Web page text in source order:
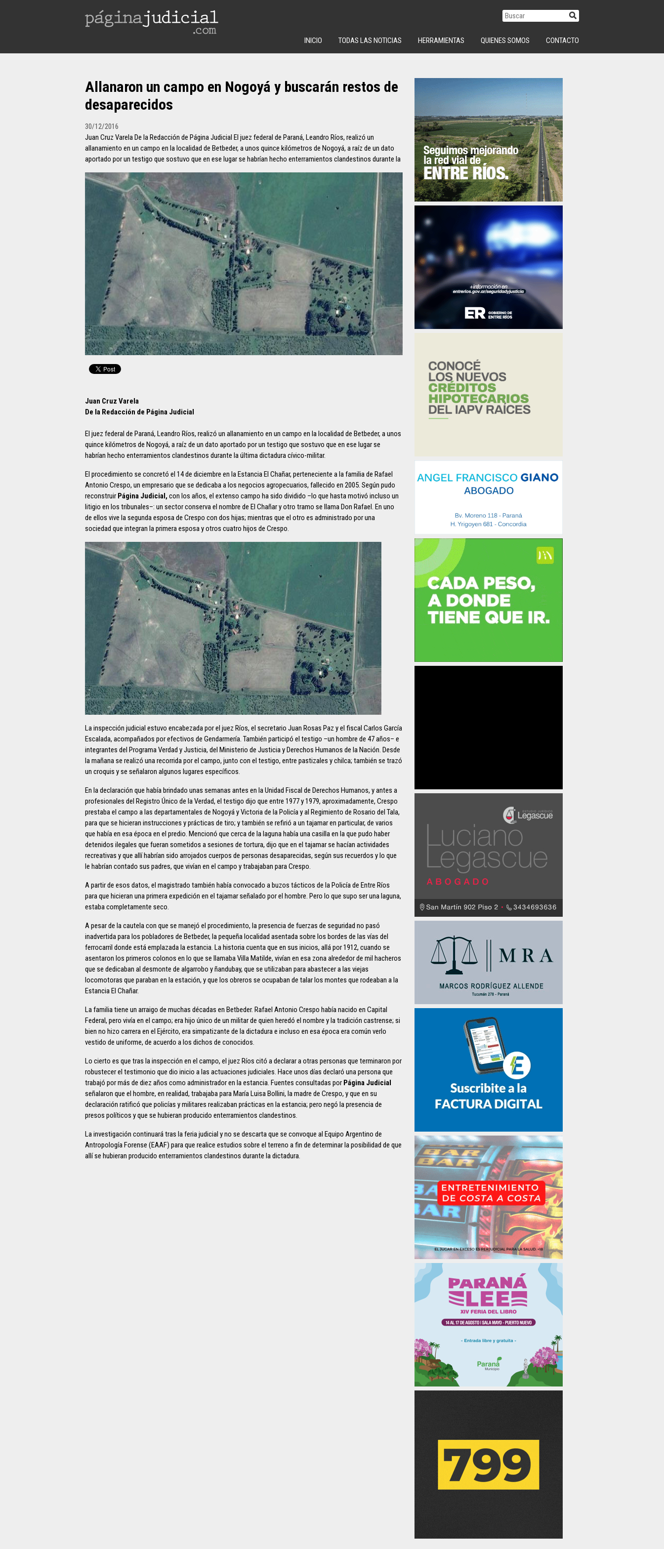
INICIO TODAS LAS NOTICIAS HERRAMIENTAS QUIENES SOMOS CONTACTO
Allanaron un campo en Nogoyá y buscarán restos de
desaparecidos
30/12/2016
Juan Cruz Varela De la Redacción de Página Judicial El juez federal de Paraná, Leandro Ríos, realizó un
allanamiento en un campo en la localidad de Betbeder, a unos quince kilómetros de Nogoyá, a raíz de un dato
aportado por un testigo que sostuvo que en ese lugar se habrían hecho enterramientos clandestinos durante la
Juan Cruz Varela
De la Redacción de Página Judicial
El juez federal de Paraná, Leandro Ríos, realizó un allanamiento en un campo en la localidad de Betbeder, a unos
quince kilómetros de Nogoyá, a raíz de un dato aportado por un testigo que sostuvo que en ese lugar se
habrían hecho enterramientos clandestinos durante la última dictadura cívico-militar.
El procedimiento se concretó el 14 de diciembre en la Estancia El Chañar, perteneciente a la familia de Rafael
Antonio Crespo, un empresario que se dedicaba a los negocios agropecuarios, fallecido en 2005. Según pudo
reconstruir Página Judicial, con los años, el extenso campo ha sido dividido –lo que hasta motivó incluso un
litigio en los tribunales–: un sector conserva el nombre de El Chañar y otro tramo se llama Don Rafael. En uno
de ellos vive la segunda esposa de Crespo con dos hijas; mientras que el otro es administrado por una
sociedad que integran la primera esposa y otros cuatro hijos de Crespo.
La inspección judicial estuvo encabezada por el juez Ríos, el secretario Juan Rosas Paz y el fiscal Carlos García
Escalada, acompañados por efectivos de Gendarmería. También participó el testigo –un hombre de 47 años– e
integrantes del Programa Verdad y Justicia, del Ministerio de Justicia y Derechos Humanos de la Nación. Desde
la mañana se realizó una recorrida por el campo, junto con el testigo, entre pastizales y chilca; también se trazó
un croquis y se señalaron algunos lugares específicos.
En la declaración que había brindado unas semanas antes en la Unidad Fiscal de Derechos Humanos, y antes a
profesionales del Registro Único de la Verdad, el testigo dijo que entre 1977 y 1979, aproximadamente, Crespo
prestaba el campo a las departamentales de Nogoyá y Victoria de la Policía y al Regimiento de Rosario del Tala,
para que se hicieran instrucciones y prácticas de tiro; y también se refirió a un tajamar en particular, de varios
que había en esa época en el predio. Mencionó que cerca de la laguna había una casilla en la que pudo haber
detenidos ilegales que fueran sometidos a sesiones de tortura, dijo que en el tajamar se hacían actividades
recreativas y que allí habrían sido arrojados cuerpos de personas desaparecidas, según sus recuerdos y lo que
le habrían contado sus padres, que vivían en el campo y trabajaban para Crespo.
A partir de esos datos, el magistrado también había convocado a buzos tácticos de la Policía de Entre Ríos
para que hicieran una primera expedición en el tajamar señalado por el hombre. Pero lo que supo ser una laguna,
estaba completamente seco.
A pesar de la cautela con que se manejó el procedimiento, la presencia de fuerzas de seguridad no pasó
inadvertida para los pobladores de Betbeder, la pequeña localidad asentada sobre los bordes de las vías del
ferrocarril donde está emplazada la estancia. La historia cuenta que en sus inicios, allá por 1912, cuando se
asentaron los primeros colonos en lo que se llamaba Villa Matilde, vivían en esa zona alrededor de mil hacheros
que se dedicaban al desmonte de algarrobo y ñandubay, que se utilizaban para abastecer a las viejas
locomotoras que paraban en la estación, y que los obreros se ocupaban de talar los montes que rodeaban a la
Estancia El Chañar.
La familia tiene un arraigo de muchas décadas en Betbeder. Rafael Antonio Crespo había nacido en Capital
Federal, pero vivía en el campo; era hijo único de un militar de quien heredó el nombre y la tradición castrense; si
bien no hizo carrera en el Ejército, era simpatizante de la dictadura e incluso en esa época era común verlo
vestido de uniforme, de acuerdo a los dichos de conocidos.
Lo cierto es que tras la inspección en el campo, el juez Ríos citó a declarar a otras personas que terminaron por
robustecer el testimonio que dio inicio a las actuaciones judiciales. Hace unos días declaró una persona que
trabajó por más de diez años como administrador en la estancia. Fuentes consultadas por Página Judicial
señalaron que el hombre, en realidad, trabajaba para María Luisa Bollini, la madre de Crespo, y que en su
declaración ratificó que policías y militares realizaban prácticas en la estancia; pero negó la presencia de
presos políticos y que se hubieran producido enterramientos clandestinos.
La investigación continuará tras la feria judicial y no se descarta que se convoque al Equipo Argentino de
Antropología Forense (EAAF) para que realice estudios sobre el terreno a fin de determinar la posibilidad de que
allí se hubieran producido enterramientos clandestinos durante la dictadura.